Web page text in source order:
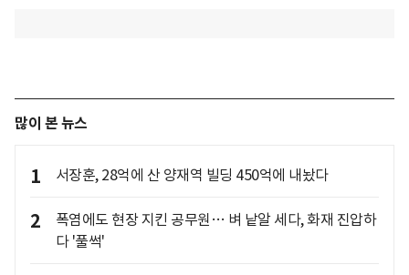
많이 본 뉴스
1 서장훈, 28억에 산 양재역 빌딩 450억에 내놨다
2
폭염에도 현장 지킨 공무원… 벼 낱알 세다, 화재 진압하
다 '풀썩'